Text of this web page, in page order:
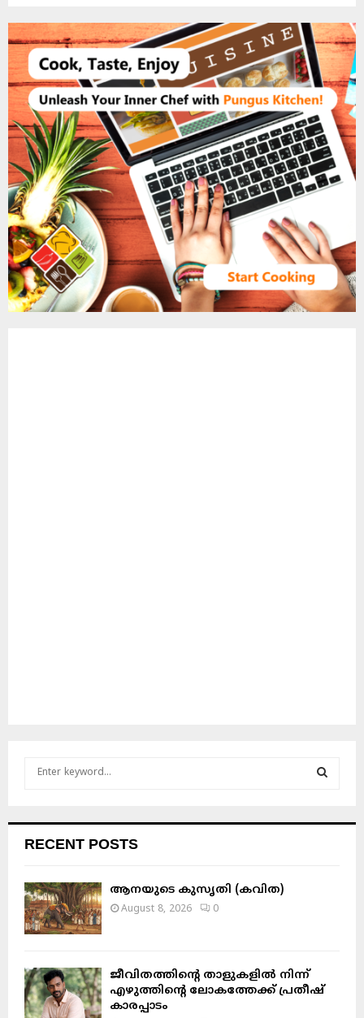
h
o
r
:
RECENT POSTS
ആനയുടെ കുസൃതി (കവിത)
August 8, 2026 0
ജീവിതത്തിന്റെ താളുകളിൽ നിന്ന്
എഴുത്തിന്റെ ലോകത്തേക്ക് പ്രതീഷ്
കാരപ്പാടം